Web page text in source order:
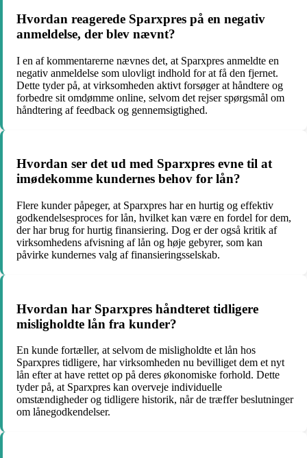
Hvordan reagerede Sparxpres på en negativ
anmeldelse, der blev nævnt?
I en af kommentarerne nævnes det, at Sparxpres anmeldte en
negativ anmeldelse som ulovligt indhold for at få den fjernet.
Dette tyder på, at virksomheden aktivt forsøger at håndtere og
forbedre sit omdømme online, selvom det rejser spørgsmål om
håndtering af feedback og gennemsigtighed.
Hvordan ser det ud med Sparxpres evne til at
imødekomme kundernes behov for lån?
Flere kunder påpeger, at Sparxpres har en hurtig og effektiv
godkendelsesproces for lån, hvilket kan være en fordel for dem,
der har brug for hurtig finansiering. Dog er der også kritik af
virksomhedens afvisning af lån og høje gebyrer, som kan
påvirke kundernes valg af finansieringsselskab.
Hvordan har Sparxpres håndteret tidligere
misligholdte lån fra kunder?
En kunde fortæller, at selvom de misligholdte et lån hos
Sparxpres tidligere, har virksomheden nu bevilliget dem et nyt
lån efter at have rettet op på deres økonomiske forhold. Dette
tyder på, at Sparxpres kan overveje individuelle
omstændigheder og tidligere historik, når de træffer beslutninger
om lånegodkendelser.